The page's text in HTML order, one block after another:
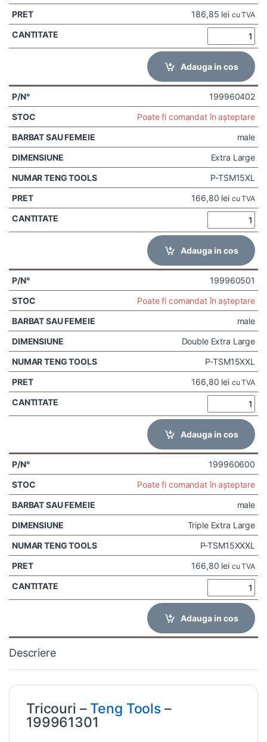
186,85 lei cu TVA
Adauga in cos
199960402
Poate fi comandat în așteptare
male
Extra Large
P-TSM15XL
166,80 lei cu TVA
Adauga in cos
199960501
Poate fi comandat în așteptare
male
Double Extra Large
P-TSM15XXL
166,80 lei cu TVA
Adauga in cos
199960600
Poate fi comandat în așteptare
male
Triple Extra Large
P-TSM15XXXL
166,80 lei cu TVA
Adauga in cos
Descriere
Tricouri – Teng Tools –
199961301